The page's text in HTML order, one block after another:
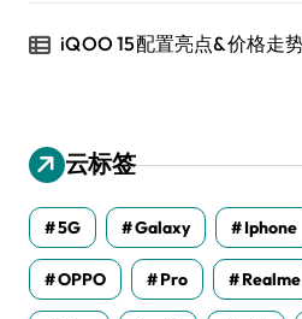
iQOO 15配置亮点&价格走
云标签
5G Galaxy Iphone
OPPO Pro Realme